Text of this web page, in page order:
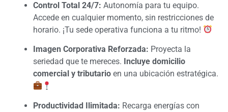
Control Total 24/7: Autonomía para tu equipo.
Accede en cualquier momento, sin restricciones de
horario. ¡Tu sede operativa funciona a tu ritmo!
Imagen Corporativa Reforzada: Proyecta la
seriedad que te mereces. Incluye domicilio
comercial y tributario en una ubicación estratégica.
Productividad Ilimitada: Recarga energías con